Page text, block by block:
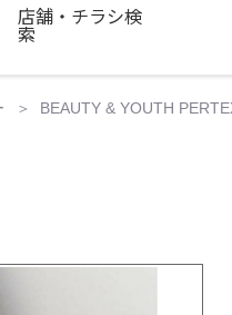
店舗・チラシ検
索
BEAUTY & YOUTH